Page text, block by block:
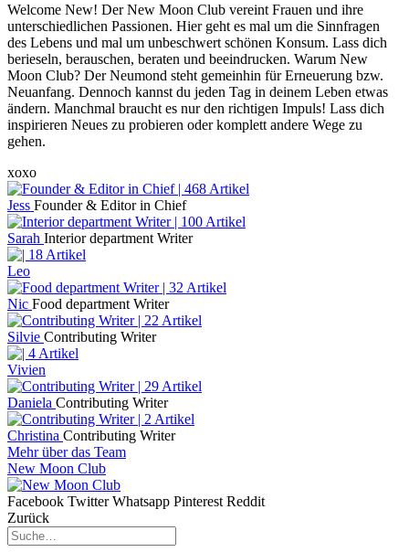
Welcome New! Der New Moon Club vereint Frauen und ihre
unterschiedlichen Passionen. Hier geht es mal um die Sinnfragen
des Lebens und mal um unbeschwert schönen Konsum. Lass dich
berieseln, berauschen, beraten und beeindrucken. Warum New
Moon Club? Der Neumond steht gemeinhin für Erneuerung bzw.
Neuanfang. Dennoch kannst du jeden Tag in deinem Leben etwas
ändern. Manchmal braucht es nur den richtigen Impuls! Lass dich
inspirieren Neues zu probieren oder komplett andere Wege zu
gehen.
xoxo
Jess Founder & Editor in Chief
Sarah Interior department Writer
Leo
Nic Food department Writer
Silvie Contributing Writer
Vivien
Daniela Contributing Writer
Christina Contributing Writer
Mehr über das Team
New Moon Club
Facebook Twitter Whatsapp Pinterest Reddit
Zurück